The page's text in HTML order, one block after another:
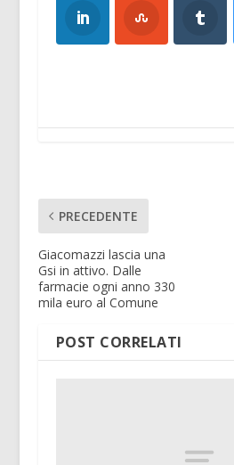
PRECEDENTE
Giacomazzi lascia una
Gsi in attivo. Dalle
farmacie ogni anno 330
mila euro al Comune
POST CORRELATI